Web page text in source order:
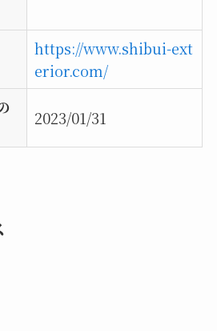
https://www.shibui-ext
erior.com/
2023/01/31